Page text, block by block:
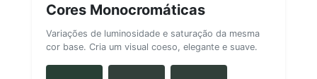
Cores Monocromáticas
Variações de luminosidade e saturação da mesma
cor base. Cria um visual coeso, elegante e suave.